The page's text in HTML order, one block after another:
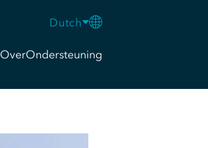
Dutch
OverOndersteuning